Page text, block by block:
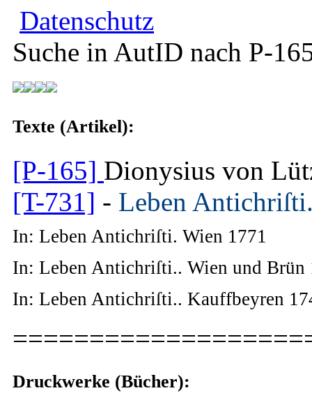
Datenschutz
Suche in AutID nach P-
Texte (Artikel):
[P-165] Dionysius von
[T-731] - Leben
In: Leben Antichriſti. Wien 1771
In: Leben Antichriſti.. Wien und Brün
In: Leben Antichriſti.. Kauffbeyren
Druckwerke (Bücher):